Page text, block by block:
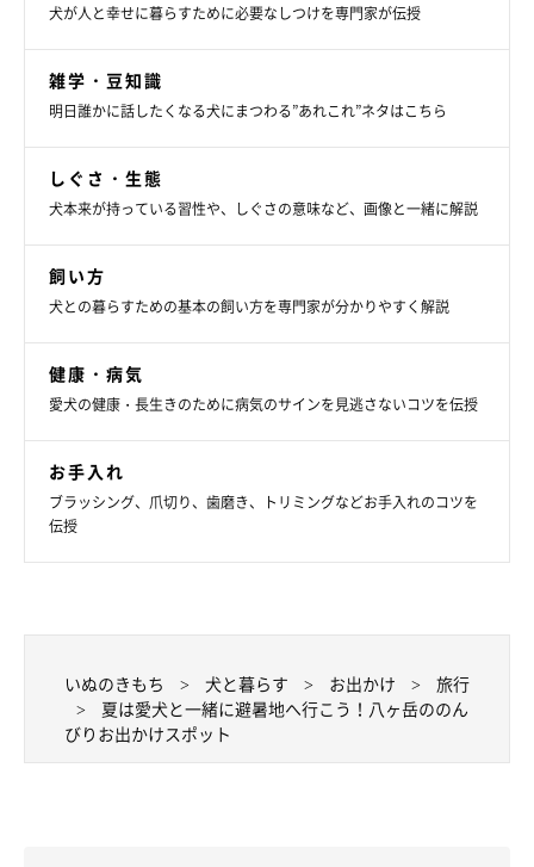
犬が人と幸せに暮らすために必要なしつけを専門家が伝授
雑学・豆知識
明日誰かに話したくなる犬にまつわる”あれこれ”ネタはこちら
しぐさ・生態
犬本来が持っている習性や、しぐさの意味など、画像と一緒に解説
飼い方
犬との暮らすための基本の飼い方を専門家が分かりやすく解説
健康・病気
愛犬の健康・長生きのために病気のサインを見逃さないコツを伝授
お手入れ
ブラッシング、爪切り、歯磨き、トリミングなどお手入れのコツを
伝授
いぬのきもち 犬と暮らす お出かけ
旅行
夏は愛犬と一緒に避暑地へ行こう！八ヶ岳ののん
びりお出かけスポット